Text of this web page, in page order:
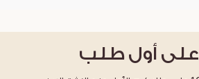
على أول طلب